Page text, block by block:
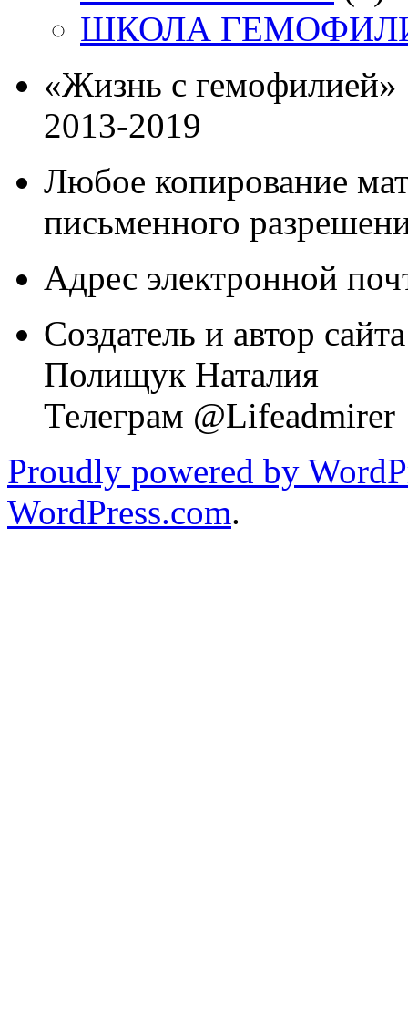
ШКОЛА
«Жизнь с гемофилией»
2013-2019
Любое копирование
письменного
Адрес электронной
Создатель и автор сайта
Полищук Наталия
Телеграм @Lifeadmirer
Proudly powered by
WordPress.com.